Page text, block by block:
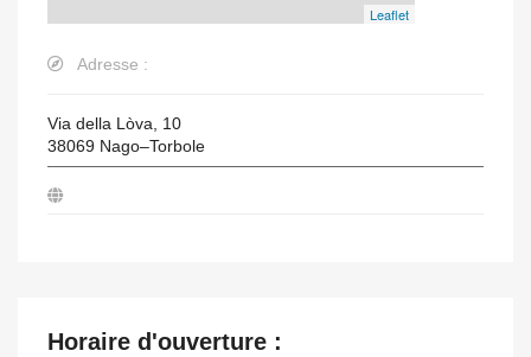
Leaflet
Adresse :
Via della Lòva, 10
38069 Nago–Torbole
Horaire d'ouverture :